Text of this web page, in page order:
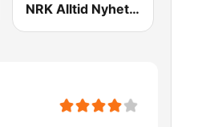
NRK Alltid Nyheter